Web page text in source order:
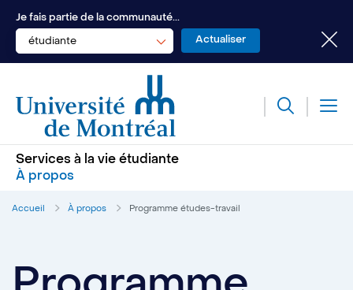
Je fais partie de la communauté...
étudiante
Services à la vie étudiante
À propos
Accueil À propos Programme études-travail